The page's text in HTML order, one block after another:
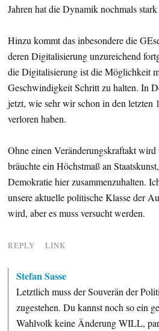
Jahren hat die Dynamik nochmals
Hinzu kommt das inbesondere die
deren Digitalisierung unzureichend
die Digitalisierung ist die Möglichkeit
Geschwindigkeit Schritt zu halten. In
jetzt, wie sehr wir schon in den letzten
verloren haben.
Ohne einen Veränderungskraftakt wird
bräuchte ein Höchstmaß an
Demokratie hier zusammenzuhalten.
unsere aktuelle politische Klasse der
wird, aber es muss versucht werden.
REPLY LINK
Stefan Sasse
Letztlich muss der Souverän der
zugestehen. Du kannst noch so ein
Wahlvolk keine Änderung WILL,